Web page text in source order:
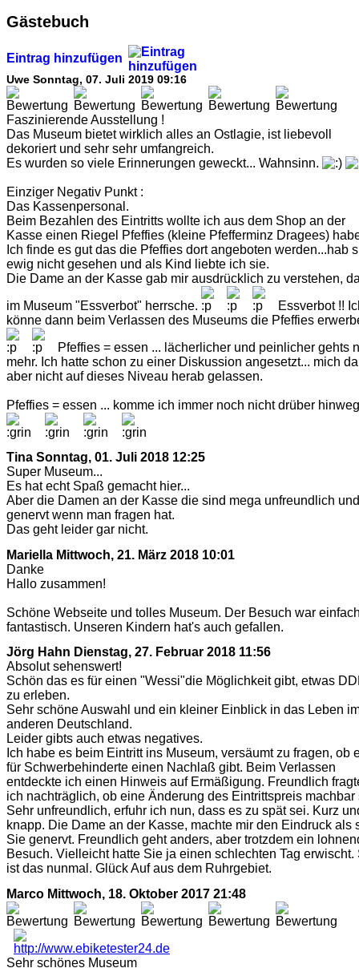
Gästebuch
Eintrag hinzufügen
Uwe Sonntag, 07. Juli 2019 09:16
Faszinierende Ausstellung !
Das Museum bietet wirklich alles an Ostlagie, ist liebevoll
dekoriert und sehr sehr umfangreich.
Es wurden so viele Erinnerungen geweckt... Wahnsinn.
Einziger Negativ Punkt :
Das Kassenpersonal.
Beim Bezahlen des Eintritts wollte ich aus dem Shop an der
Kasse einen Riegel Pfeffies (kleine Pfefferminz Dragees)
Ich finde es gut das die Pfeffies dort angeboten werden...hab
ewig nicht gesehen und als Kind liebte ich sie.
Die Dame an der Kasse gab mir ausdrücklich zu verstehen,
im Museum "Essverbot" herrsche.
Essverbot !!
könne dann beim Verlassen des Museums die Pfeffies
Pfeffies = essen ... lächerlicher und peinlicher gehts
mehr. Ich hatte schon zu einer Diskussion angesetzt... mich
aber nicht auf dieses Niveau herab gelassen.
Pfeffies = essen ... komme ich immer noch nicht drüber hinweg
Tina Sonntag, 01. Juli 2018 12:25
Super Museum...
Es hat echt Spaß gemacht hier...
Aber die Damen an der Kasse die sind mega unfreundlich und
genervt wenn man fragen hat.
Das geht leider gar nicht.
Mariella Mittwoch, 21. März 2018 10:01
Danke
Hallo zusammen!
Schöne Webseite und tolles Museum. Der Besuch war
fantastisch. Unseren Kindern hat's auch gefallen.
Jörg Hahn Dienstag, 27. Februar 2018 11:56
Absolut sehenswert!
Schön das es für einen "Wessi"die Möglichkeit gibt, etwas
zu erleben.
Sehr schöne Auswahl und ein kleiner Einblick in das Leben
anderen Deutschland.
Leider gibts auch etwas negatives.
Ich habe es beim Eintritt ins Museum, versäumt zu fragen, ob
für Schwerbehinderte einen Nachlaß gibt. Beim Verlassen
entdeckte ich einen Hinweis auf Ermäßigung. Freundlich
ich nachträglich, ob eine Änderung des Eintrittspreis machbar
Sehr unfreundlich, erfuhr ich nun, dass es zu spät sei. Kurz
knapp. Die Dame an der Kasse, machte mir den Eindruck als
Sie genervt. Freundlich geht anders, aber trotzdem ein
Besuch. Vielleicht hatte Sie ja einen schlechten Tag erwischt.
ist das nunmal. Glück Auf aus dem Ruhrgebiet.
Marco Mittwoch, 18. Oktober 2017 21:48
Sehr schönes Museum